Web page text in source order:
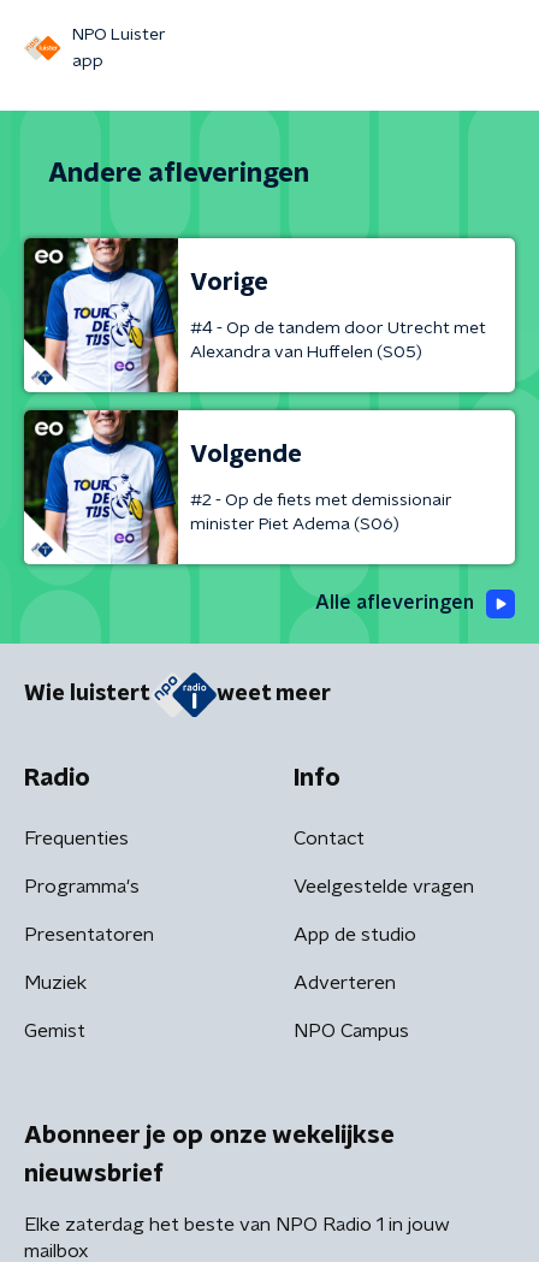
NPO Luister
app
Andere afleveringen
Vorige
#4 - Op de tandem door Utrecht met
Alexandra van Huffelen (S05)
Volgende
#2 - Op de fiets met demissionair
minister Piet Adema (S06)
Alle afleveringen
Wie luistert weet meer
Radio
Frequenties
Programma's
Presentatoren
Muziek
Gemist
Info
Contact
Veelgestelde vragen
App de studio
Adverteren
NPO Campus
Abonneer je op onze wekelijkse
nieuwsbrief
Elke zaterdag het beste van NPO Radio 1 in jouw
mailbox